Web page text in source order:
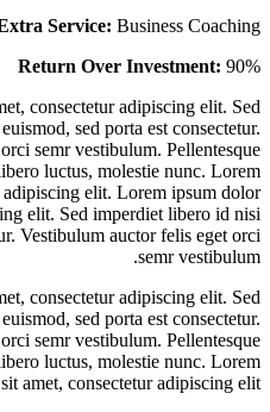
Service: Business Coaching
Return Over Investment: 90%
consectetur adipiscing elit. Sed
sed porta est consectetur.
semr vestibulum. Pellentesque
luctus, molestie nunc. Lorem
elit. Lorem ipsum dolor
elit. Sed imperdiet libero id nisi
Vestibulum auctor felis eget orci
semr vestibulum.
consectetur adipiscing elit. Sed
sed porta est consectetur.
semr vestibulum. Pellentesque
luctus, molestie nunc. Lorem
amet, consectetur adipiscing elit.